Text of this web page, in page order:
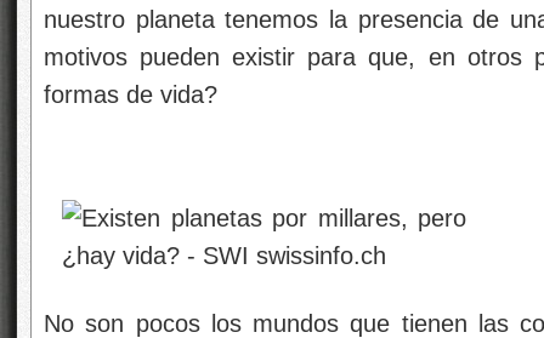
nuestro planeta tenemos la presencia de
motivos pueden existir para que, en otros
formas de vida?
No son pocos los mundos que tienen las